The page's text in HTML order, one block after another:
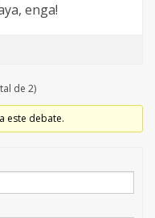
enga!
de 2)
este debate.